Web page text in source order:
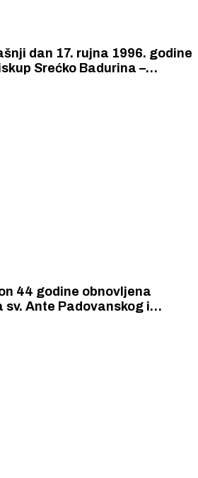
dan 17. rujna 1996. godine
Srećko Badurina –
44 godine obnovljena
Ante Padovanskog i
šibenskog otoka?